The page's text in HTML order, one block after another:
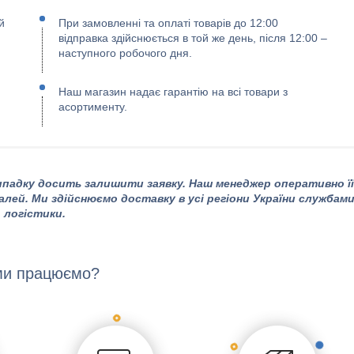
При замовленні та оплаті товарів до 12:00
відправка здійснюється в той же день, після 12:00 –
наступного робочого дня.
Наш магазин надає гарантію на всі товари з
асортименту.
досить залишити заявку. Наш менеджер оперативно її
Ми здійснюємо доставку в усі регіони України службами
логістики.
працюємо?